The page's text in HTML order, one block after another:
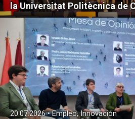
la Universitat Politècnica de
20.07.2026 • Empleo, Innovación